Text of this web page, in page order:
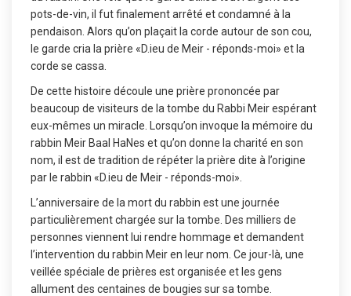
pots-de-vin, il fut finalement arrêté et condamné à la
pendaison. Alors qu’on plaçait la corde autour de son cou,
le garde cria la prière «D.ieu de Meir - réponds-moi» et la
corde se cassa.
De cette histoire découle une prière prononcée par
beaucoup de visiteurs de la tombe du Rabbi Meir espérant
eux-mêmes un miracle. Lorsqu’on invoque la mémoire du
rabbin Meir Baal HaNes et qu’on donne la charité en son
nom, il est de tradition de répéter la prière dite à l’origine
par le rabbin «D.ieu de Meir - réponds-moi».
L’anniversaire de la mort du rabbin est une journée
particulièrement chargée sur la tombe. Des milliers de
personnes viennent lui rendre hommage et demandent
l’intervention du rabbin Meir en leur nom. Ce jour-là, une
veillée spéciale de prières est organisée et les gens
allument des centaines de bougies sur sa tombe.